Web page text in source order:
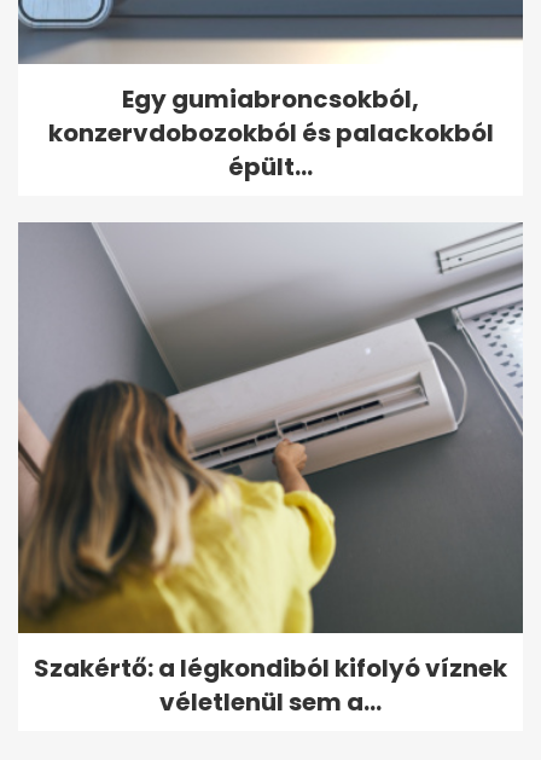
Egy gumiabroncsokból,
konzervdobozokból és palackokból
épült...
Szakértő: a légkondiból kifolyó víznek
véletlenül sem a...